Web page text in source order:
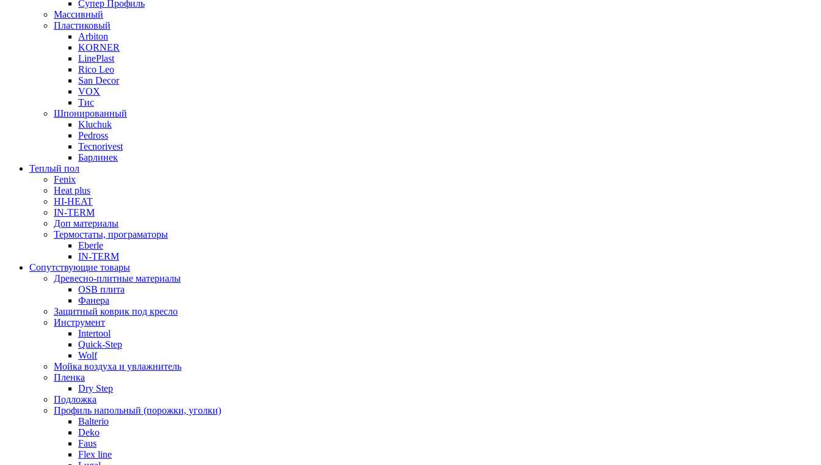
Супер Профиль
Массивный
Пластиковый
Arbiton
KORNER
LinePlast
Rico Leo
San Decor
VOX
Тис
Шпонированный
Kluchuk
Pedross
Tecnorivest
Барлинек
Теплый пол
Fenix
Heat plus
HI-HEAT
IN-TERM
Доп материалы
Термостаты, програматоры
Eberle
IN-TERM
Сопутствующие товары
Древесно-плитные материалы
OSB плита
Фанера
Защитный коврик под кресло
Инструмент
Intertool
Quick-Step
Wolf
Мойка воздуха и увлажнитель
Пленка
Dry Step
Подложка
Профиль напольный (порожки, уголки)
Balterio
Deko
Faus
Flex line